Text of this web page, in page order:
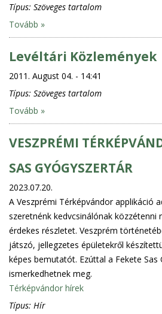
Típus: Szöveges tartalom
Tovább »
Levéltári Közlemények
2011. August 04. - 14:41
Típus: Szöveges tartalom
Tovább »
VESZPRÉMI
SAS GYÓGYSZERTÁR
2023.07.20.
A Veszprémi Térképvándor applikáció
szeretnénk kedvcsinálónak közzétenni
érdekes részletet. Veszprém
játszó, jellegzetes épületekről
képes bemutatót. Ezúttal a Fekete Sas
ismerkedhetnek meg.
Térképvándor hírek
Típus: Hír